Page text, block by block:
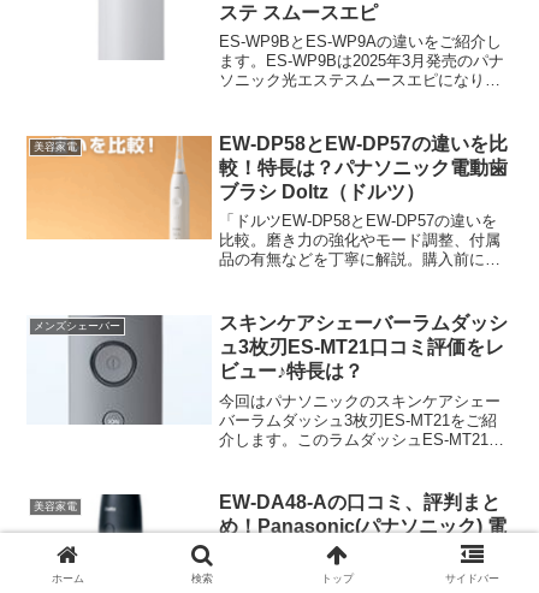
ステ スムースエピ
ES-WP9BとES-WP9Aの違いをご紹介し
ます。ES-WP9Bは2025年3月発売のパナ
ソニック光エステスムースエピになりま
美容家電
EW-DP58とEW-DP57の違いを比
較！特長は？パナソニック電動歯
ブラシ Doltz（ドルツ）
「ドルツEW-DP58とEW-DP57の違いを
比較。磨き力の強化やモード調整、付属
品の有無などを丁寧に解説。購入前に知
メンズシェーバー
スキンケアシェーバーラムダッシ
ュ3枚刃ES-MT21口コミ評価をレ
ビュー♪特長は？
今回はパナソニックのスキンケアシェー
バーラムダッシュ3枚刃ES-MT21をご紹
介します。このラムダッシュES-MT21は
ートって何？？って思いますよね。
美容家電
EW-DA48-Aの口コミ、評判まと
め！Panasonic(パナソニック) 電
動歯ブラシドルツ
Panasonic(パナソニック)電動歯ブラシ デ
ホーム 検索 トップ サイドバー